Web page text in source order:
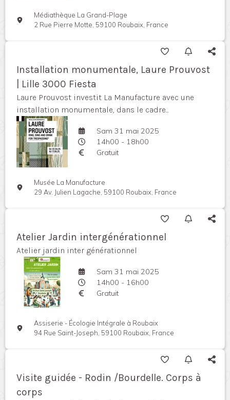
Médiathèque La Grand-Plage
2 Rue Pierre Motte, 59100 Roubaix, France
Installation monumentale, Laure Prouvost
| Lille 3000 Fiesta
Laure Prouvost investit La Manufacture avec une
installation monumentale, dans le cadre...
Sam 31 mai 2025
14h00 - 18h00
Gratuit
Musée La Manufacture
29 Av. Julien Lagache, 59100 Roubaix, France
Atelier Jardin intergénérationnel
Atelier jardin inter générationnel
Sam 31 mai 2025
14h00 - 16h00
Gratuit
Assiserie - Écologie Intégrale à Roubaix
94 Rue Saint-Joseph, 59100 Roubaix, France
Visite guidée - Rodin /Bourdelle. Corps à
corps